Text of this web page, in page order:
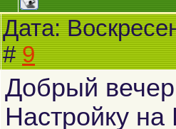
Дата:
#9
Добрый
Настройку